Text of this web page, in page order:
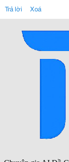
Trả lời Xoá